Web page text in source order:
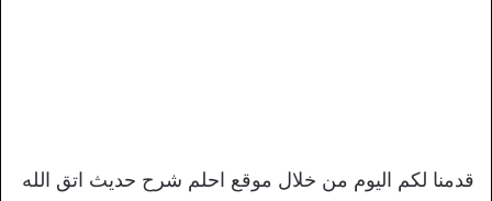
قدمنا لكم اليوم من خلال موقع احلم شرح حديث اتق الله